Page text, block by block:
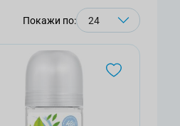
Покажи по: